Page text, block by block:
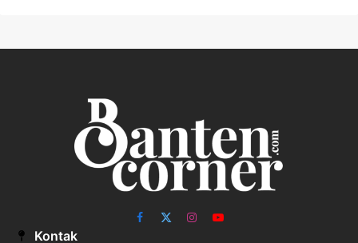
Facebook
X
InstagramYouTube
Kontak